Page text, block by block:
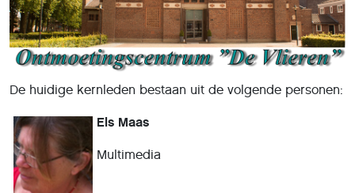
De huidige kernleden bestaan uit de volgende personen:
Els Maas
Multimedia